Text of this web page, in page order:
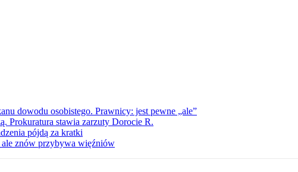
dowodu osobistego. Prawnicy: jest pewne „ale”
Prokuratura stawia zarzuty Dorocie R.
pójdą za kratki
znów przybywa więźniów